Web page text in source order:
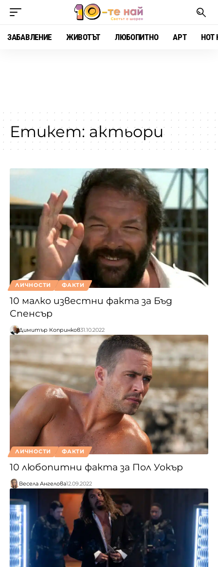
ЗАБАВЛЕНИЕ ЖИВОТЪТ ЛЮБОПИТНО АРТ HOT
Етикет: актьори
ЛИЧНОСТИ ФАКТИ
10 малко известни факта за Бъд
Спенсър
Димитър Копринков31.10.2022
ЛИЧНОСТИ ФАКТИ
10 любопитни факта за Пол Уокър
Весела Ангелова12.09.2022